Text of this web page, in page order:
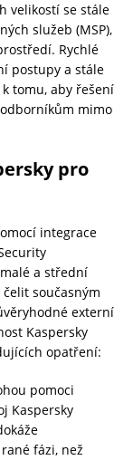
velikostí se stále
služeb (MSP),
Rychlé
postupy a stále
tomu, aby řešení
mimo
pro
integrace
a střední
současným
externí
Kaspersky
opatření:
pomoci
Kaspersky
fázi, než